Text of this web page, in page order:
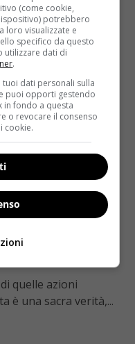
quelle azioni
è una sacra verità,...
(come cookie,
potrebbero
loro visualizzate e
specifico da questo
utilizzare dati di
.
dati personali sulla
puoi opporti gestendo
in fondo a questa
o revocare il consenso
cookie.